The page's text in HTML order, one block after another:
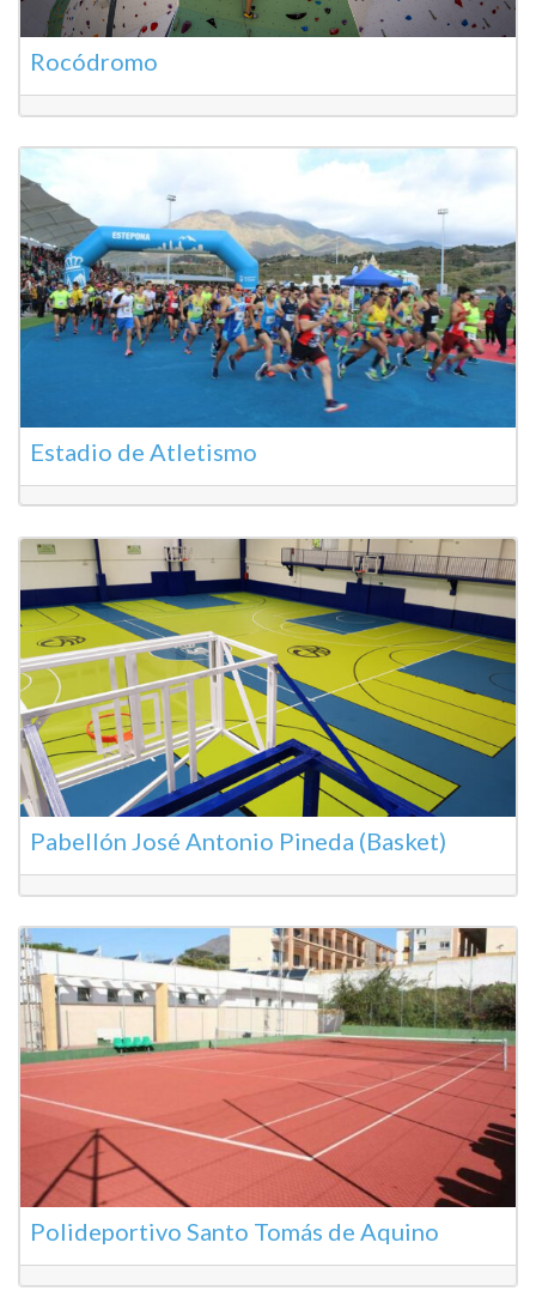
Rocódromo
Estadio de Atletismo
Pabellón José Antonio Pineda (Basket)
Polideportivo Santo Tomás de Aquino